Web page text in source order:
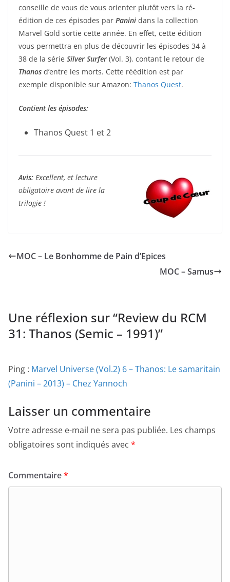
conseille de vous de vous orienter plutôt vers la ré-
édition de ces épisodes par Panini dans la collection
Marvel Gold sortie cette année. En effet, cette édition
vous permettra en plus de découvrir les épisodes 34 à
38 de la série Silver Surfer (Vol. 3), contant le retour de
Thanos d’entre les morts. Cette réédition est par
exemple disponible sur Amazon: Thanos Quest.
Contient les épisodes:
Thanos Quest 1 et 2
Avis: Excellent, et lecture
obligatoire avant de lire la
trilogie !
MOC – Le Bonhomme de Pain d’Epices
MOC – Samus
Une réflexion sur “Review du RCM
31: Thanos (Semic – 1991)”
Ping : Marvel Universe (Vol.2) 6 – Thanos: Le samaritain
(Panini – 2013) – Chez Yannoch
Laisser un commentaire
Votre adresse e-mail ne sera pas publiée. Les champs
obligatoires sont indiqués avec *
Commentaire*